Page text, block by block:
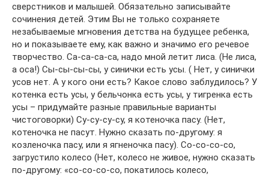
сверстников и малышей. Обязательно записывайте
сочинения детей. Этим Вы не только сохраняете
незабываемые мгновения детства на будущее ребенка,
но и показываете ему, как важно и значимо его речевое
творчество. Са-са-са-са, надо мной летит лиса. (Не лиса,
а оса!) Сы-сы-сы-сы, у синички есть усы. ( Нет, у синички
усов нет. А у кого они есть? Какое слово заблудилось? У
котенка есть усы, у бельчонка есть усы, у тигренка есть
усы – придумайте разные правильные варианты
чистоговорки) Су-су-су-су, я котеночка пасу. (Нет,
котеночка не пасут. Нужно сказать по-другому: я
козленочка пасу, или я ягненочка пасу). Со-со-со-со,
загрустило колесо (Нет, колесо не живое, нужно сказать
по-другому: «со-со-со-со, покатилось колесо,